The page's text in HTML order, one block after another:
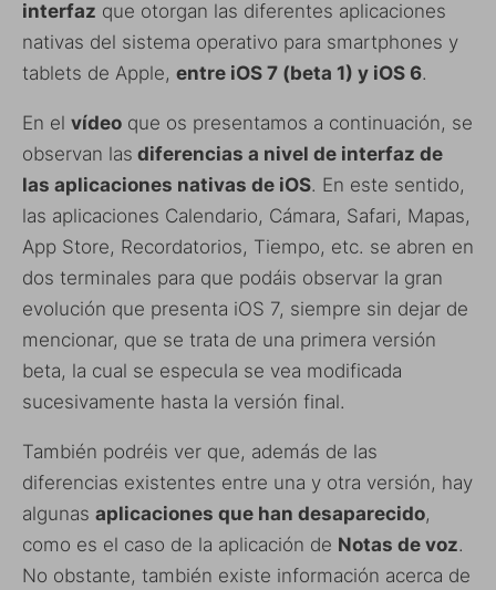
interfaz que otorgan las diferentes aplicaciones
nativas del sistema operativo para smartphones y
tablets de Apple, entre iOS 7 (beta 1) y iOS 6.
En el vídeo que os presentamos a continuación, se
observan las diferencias a nivel de interfaz de
las aplicaciones nativas de iOS. En este sentido,
las aplicaciones Calendario, Cámara, Safari, Mapas,
App Store, Recordatorios, Tiempo, etc. se abren en
dos terminales para que podáis observar la gran
evolución que presenta iOS 7, siempre sin dejar de
mencionar, que se trata de una primera versión
beta, la cual se especula se vea modificada
sucesivamente hasta la versión final.
También podréis ver que, además de las
diferencias existentes entre una y otra versión, hay
algunas aplicaciones que han desaparecido,
como es el caso de la aplicación de Notas de voz.
No obstante, también existe información acerca de